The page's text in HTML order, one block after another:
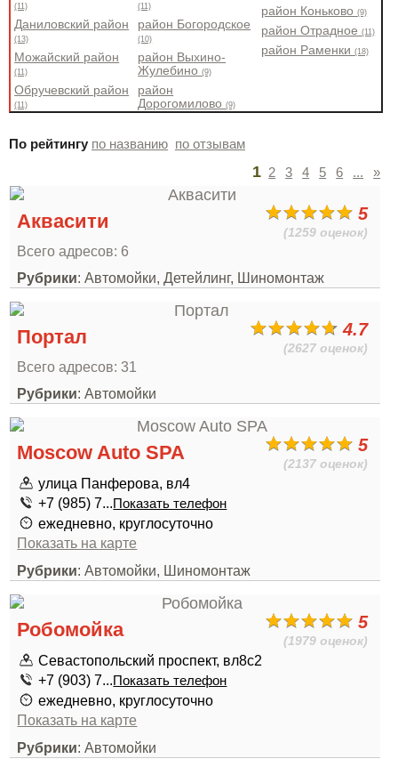
(11)
Даниловский район
(13)
Можайский район
(11)
Обручевский район
(11)
(11)
район Богородское
(10)
район Выхино-
Жулебино(9)
район
Дорогомилово(9)
район Коньково(9)
район Отрадное(11)
район Раменки(18)
По рейтингу по названию по отзывам
1 2 3 4 5 6 ... »
5
(1259 оценок)
Аквасити
Всего адресов: 6
Рубрики: Автомойки, Детейлинг, Шиномонтаж
4.7
(2627 оценок)
Портал
Всего адресов: 31
Рубрики: Автомойки
5
(2137 оценок)
Moscow Auto SPA
улица Панферова, вл4
+7 (985) 7...Показать телефон
ежедневно, круглосуточно
Показать на карте
Рубрики: Автомойки, Шиномонтаж
5
(1979 оценок)
Робомойка
Севастопольский проспект, вл8с2
+7 (903) 7...Показать телефон
ежедневно, круглосуточно
Показать на карте
Рубрики: Автомойки